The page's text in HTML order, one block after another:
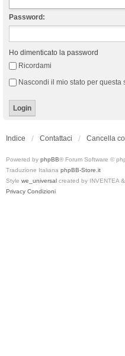
Password:
Ho dimenticato la password
Ricordami
Nascondi il mio stato per questa
Indice Contattaci Cancella
Powered by phpBB® Forum Software ©
Traduzione Italiana phpBB-Store.it
Style we_universal created by INVENTEA
Privacy Condizioni